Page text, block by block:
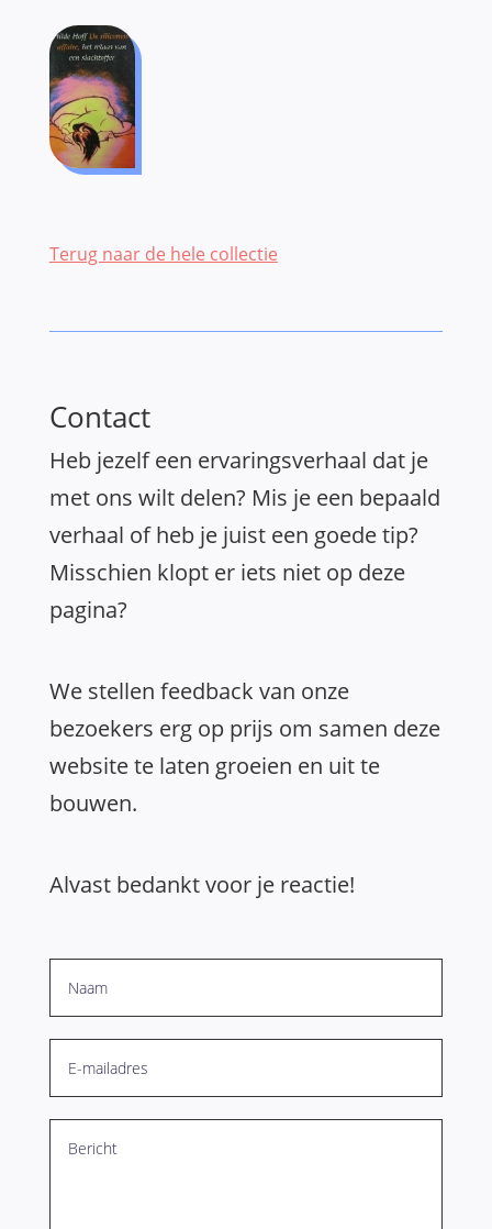
Terug naar de hele collectie
Contact
Heb jezelf een ervaringsverhaal dat je
met ons wilt delen? Mis je een bepaald
verhaal of heb je juist een goede tip?
Misschien klopt er iets niet op deze
pagina?
We stellen feedback van onze
bezoekers erg op prijs om samen deze
website te laten groeien en uit te
bouwen.
Alvast bedankt voor je reactie!